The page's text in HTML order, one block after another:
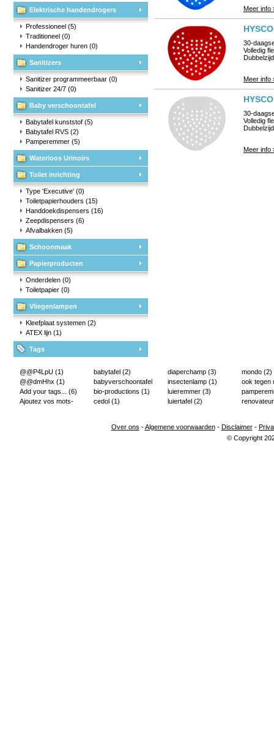
Elektrische handendrogers
Professioneel (5)
Traditioneel (0)
Handendroger huren (0)
Sanitizers
Sanitizer programmeerbaar (0)
Sanitizer 24/7 (0)
Baby verschoontafel
Babytafel kunststof (5)
Babytafel RVS (2)
Pamperemmer (5)
Waterloos Urinoirs
Toilet inrichting
Type 'Executive' (0)
Toiletpapierhouders (15)
Handdoekdispensers (16)
Zeepdispensers (6)
Afvalbakken (5)
Schoonmaak
Papierproducten
Onderdelen (0)
Toiletpapier (0)
Vliegenlampen
Kleefplaat systemen (2)
ATEX lijn (1)
Tags
Meer info
30-
Volledig
Meer info
30-
Volledig
Meer info
@@P4LpU (1)
@@dmHhx (1)
Add your tags... (6)
Ajoutez vos mots-
babytafel (2)
babyverschoontafel
(2)
bio-productions (1)
cedol (1)
diaperchamp (3)
insectenlamp (1)
luieremmer (3)
luiertafel (2)
mondo (2)
ook tegen
Over ons -Algemene voorwaarden- Disclaimer-
© Copyright